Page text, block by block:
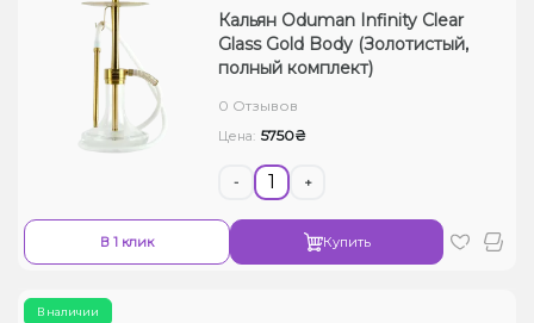
Кальян Oduman Infinity Clear
Glass Gold Body (Золотистый,
полный комплект)
0 Отзывов
Цена: 5750₴
- +
В 1 клик Купить
В наличии